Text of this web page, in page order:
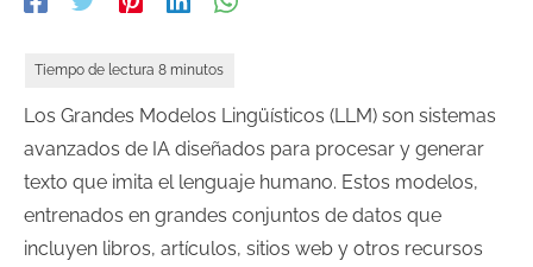
Los Grandes Modelos Lingüísticos (LLM) son sistemas
avanzados de IA diseñados para procesar y generar
texto que imita el lenguaje humano. Estos modelos,
entrenados en grandes conjuntos de datos que
incluyen libros, artículos, sitios web y otros recursos